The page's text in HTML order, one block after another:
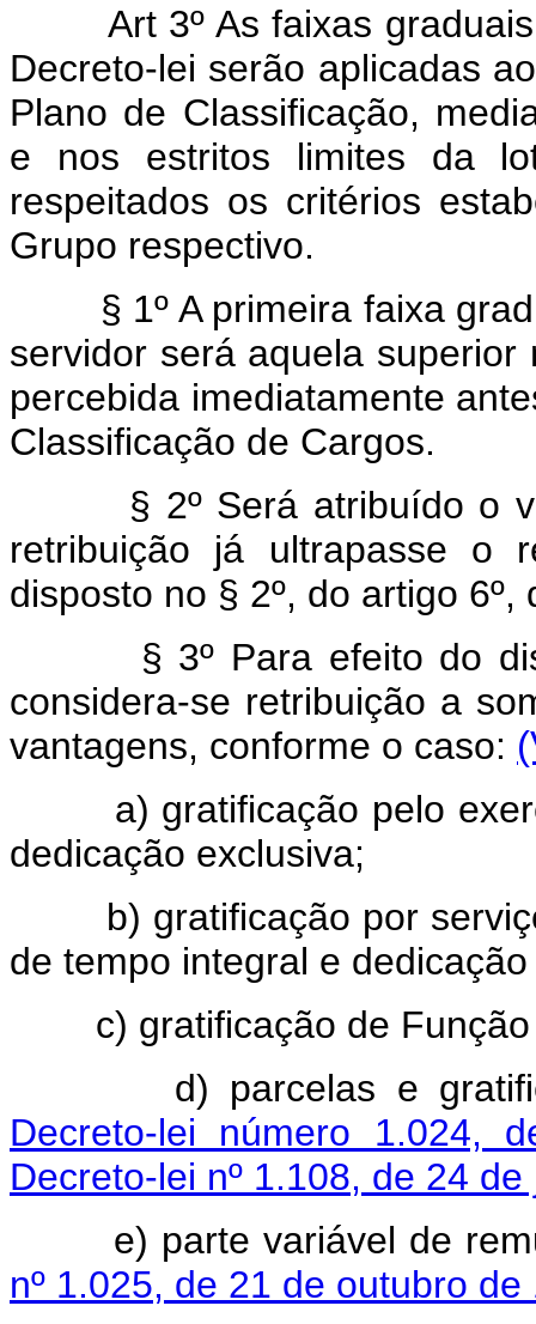
Art 3º As faixas
Decreto-lei serão aplicadas
Plano de Classificação,
e nos estritos limites da
respeitados os critérios
Grupo respectivo.
§ 1º A primeira faixa
servidor será aquela
percebida imediatamente
Classificação de Cargos.
§ 2º Será atribuído o
retribuição já ultrapasse o
disposto no § 2º, do artigo
§ 3º Para efeito do
considera-se retribuição a
vantagens, conforme o caso:
a) gratificação pelo
dedicação exclusiva;
b) gratificação por serviço
de tempo integral e
c) gratificação de Função
d) parcelas e
Decreto-lei número 1.024,
Decreto-lei nº 1.108, de 24
e) parte variável de
nº 1.025, de 21 de outubro de